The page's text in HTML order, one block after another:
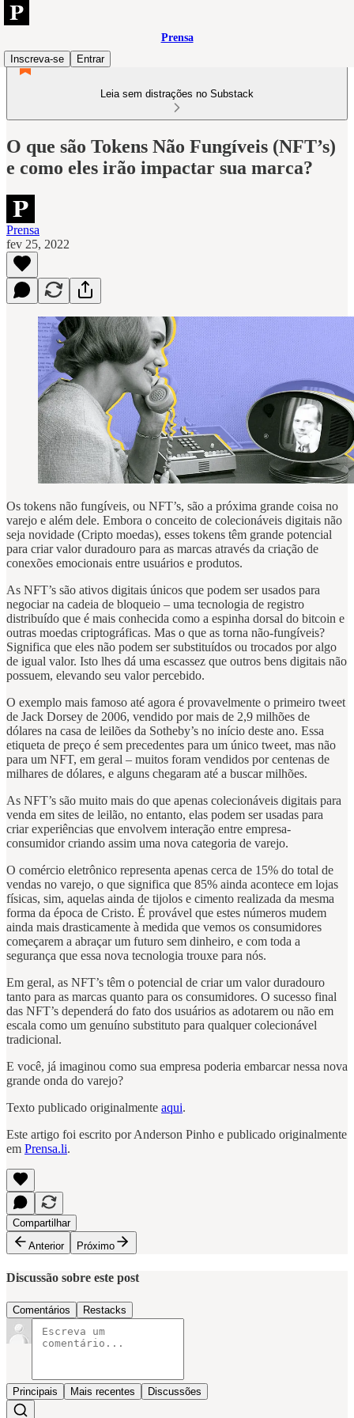
Prensa
Inscreva-se
Entrar
Leia sem distrações no Substack
O que são Tokens Não Fungíveis (NFT’s)
e como eles irão impactar sua marca?
Prensa
fev 25, 2022
Os tokens não fungíveis, ou NFT’s, são a próxima grande coisa no
varejo e além dele. Embora o conceito de colecionáveis digitais não
seja novidade (Cripto moedas), esses tokens têm grande potencial
para criar valor duradouro para as marcas através da criação de
conexões emocionais entre usuários e produtos.
As NFT’s são ativos digitais únicos que podem ser usados para
negociar na cadeia de bloqueio – uma tecnologia de registro
distribuído que é mais conhecida como a espinha dorsal do bitcoin e
outras moedas criptográficas. Mas o que as torna não-fungíveis?
Significa que eles não podem ser substituídos ou trocados por algo
de igual valor. Isto lhes dá uma escassez que outros bens digitais não
possuem, elevando seu valor percebido.
O exemplo mais famoso até agora é provavelmente o primeiro tweet
de Jack Dorsey de 2006, vendido por mais de 2,9 milhões de
dólares na casa de leilões da Sotheby’s no início deste ano. Essa
etiqueta de preço é sem precedentes para um único tweet, mas não
para um NFT, em geral – muitos foram vendidos por centenas de
milhares de dólares, e alguns chegaram até a buscar milhões.
As NFT’s são muito mais do que apenas colecionáveis digitais para
venda em sites de leilão, no entanto, elas podem ser usadas para
criar experiências que envolvem interação entre empresa-
consumidor criando assim uma nova categoria de varejo.
O comércio eletrônico representa apenas cerca de 15% do total de
vendas no varejo, o que significa que 85% ainda acontece em lojas
físicas, sim, aquelas ainda de tijolos e cimento realizada da mesma
forma da época de Cristo. É provável que estes números mudem
ainda mais drasticamente à medida que vemos os consumidores
começarem a abraçar um futuro sem dinheiro, e com toda a
segurança que essa nova tecnologia trouxe para nós.
Em geral, as NFT’s têm o potencial de criar um valor duradouro
tanto para as marcas quanto para os consumidores. O sucesso final
das NFT’s dependerá do fato dos usuários as adotarem ou não em
escala como um genuíno substituto para qualquer colecionável
tradicional.
E você, já imaginou como sua empresa poderia embarcar nessa nova
grande onda do varejo?
Texto publicado originalmente aqui.
Este artigo foi escrito por Anderson Pinho e publicado originalmente
em Prensa.li.
Compartilhar
Anterior
Próximo
Discussão sobre este post
Comentários Restacks
Principais Mais recentes Discussões